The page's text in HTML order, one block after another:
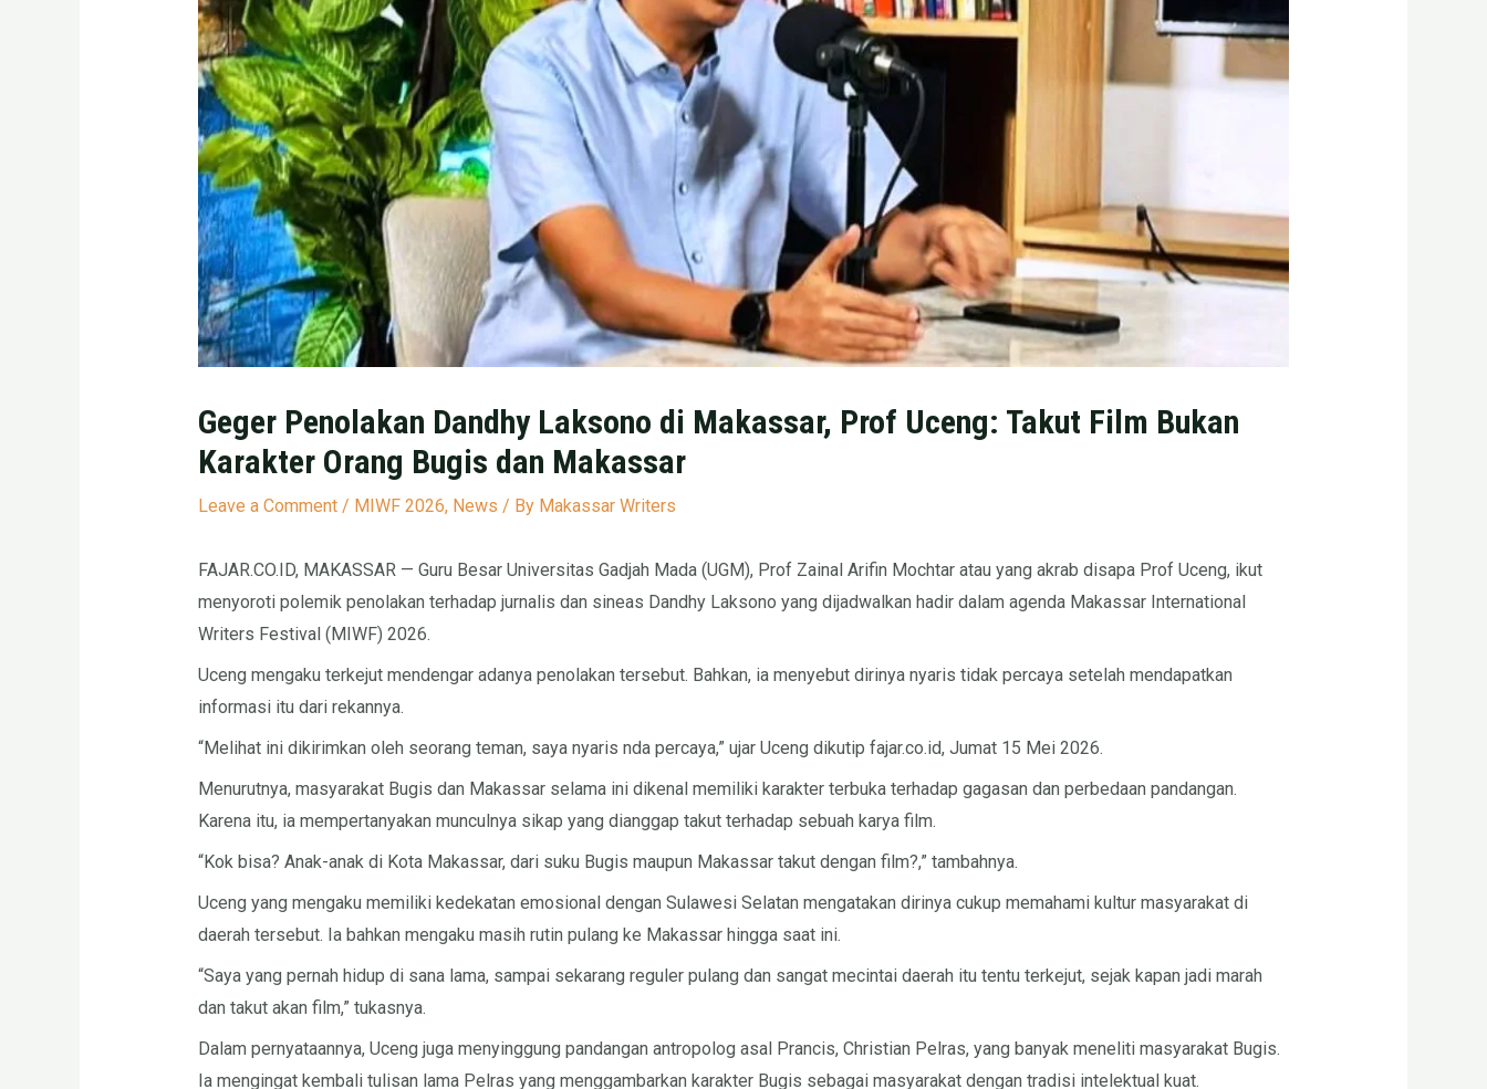
Geger Penolakan Dandhy Laksono di Makassar, Prof Uceng: Takut Film Bukan
Karakter Orang Bugis dan Makassar
Leave a Comment / MIWF 2026, News / By Makassar Writers
FAJAR.CO.ID, MAKASSAR — Guru Besar Universitas Gadjah Mada (UGM), Prof Zainal Arifin Mochtar atau yang akrab disapa Prof Uceng, ikut
menyoroti polemik penolakan terhadap jurnalis dan sineas Dandhy Laksono yang dijadwalkan hadir dalam agenda Makassar International
Writers Festival (MIWF) 2026.
Uceng mengaku terkejut mendengar adanya penolakan tersebut. Bahkan, ia menyebut dirinya nyaris tidak percaya setelah mendapatkan
informasi itu dari rekannya.
“Melihat ini dikirimkan oleh seorang teman, saya nyaris nda percaya,” ujar Uceng dikutip fajar.co.id, Jumat 15 Mei 2026.
Menurutnya, masyarakat Bugis dan Makassar selama ini dikenal memiliki karakter terbuka terhadap gagasan dan perbedaan pandangan.
Karena itu, ia mempertanyakan munculnya sikap yang dianggap takut terhadap sebuah karya film.
“Kok bisa? Anak-anak di Kota Makassar, dari suku Bugis maupun Makassar takut dengan film?,” tambahnya.
Uceng yang mengaku memiliki kedekatan emosional dengan Sulawesi Selatan mengatakan dirinya cukup memahami kultur masyarakat di
daerah tersebut. Ia bahkan mengaku masih rutin pulang ke Makassar hingga saat ini.
“Saya yang pernah hidup di sana lama, sampai sekarang reguler pulang dan sangat mecintai daerah itu tentu terkejut, sejak kapan jadi marah
dan takut akan film,” tukasnya.
Dalam pernyataannya, Uceng juga menyinggung pandangan antropolog asal Prancis, Christian Pelras, yang banyak meneliti masyarakat Bugis.
Ia mengingat kembali tulisan lama Pelras yang menggambarkan karakter Bugis sebagai masyarakat dengan tradisi intelektual kuat.